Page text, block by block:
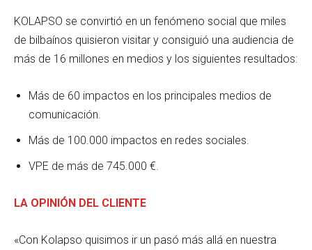
KOLAPSO se convirtió en un fenómeno social que miles
de bilbaínos quisieron visitar y consiguió una audiencia de
más de 16 millones en medios y los siguientes resultados:
Más de 60 impactos en los principales medios de
comunicación.
Más de 100.000 impactos en redes sociales.
VPE de más de 745.000 €.
LA OPINIÓN DEL CLIENTE
«Con Kolapso quisimos ir un pasó más allá en nuestra